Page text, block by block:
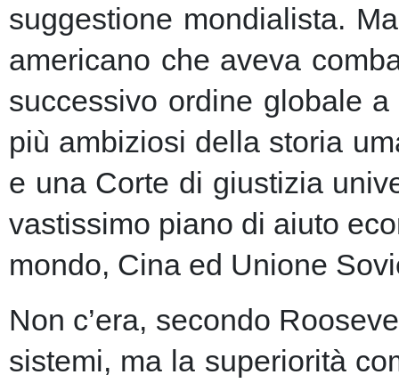
suggestione mondialista.
americano che aveva
successivo ordine globale
più ambiziosi della storia
e una Corte di giustizia
vastissimo piano di aiuto
mondo, Cina ed Unione
Non c’era, secondo
sistemi, ma la superiorità